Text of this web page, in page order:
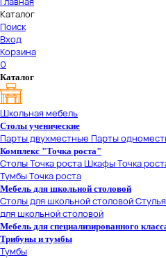
Каталог
Поиск
Вход
Корзина
0
Каталог
Школьная мебель
Столы ученические
Парты двухместные Парты
Комплекс "Точка роста"
Столы Точка ростаШкафы Точка
Тумбы Точка роста
Мебель для школьной столовой
Столы для школьной столовой
для школьной столовой
Мебель для специализированного
Трибуны и тумбы
Тумбы